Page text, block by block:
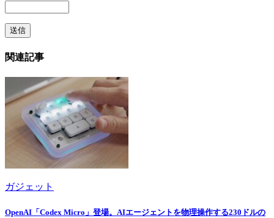
関連記事
ガジェット
OpenAI「Codex Micro」登場。AIエージェントを物理操作する230ドルの